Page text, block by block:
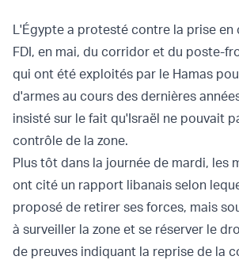
L'Égypte a protesté contre la prise en
FDI, en mai, du corridor et du poste-
qui ont été exploités par le Hamas
d'armes au cours des dernières
insisté sur le fait qu'Israël ne pouvait
contrôle de la zone.
Plus tôt dans la journée de mardi, les
ont cité un rapport libanais selon
proposé de retirer ses forces, mais
à surveiller la zone et se réserver le
de preuves indiquant la reprise de la